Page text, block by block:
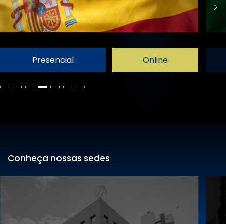
Presencial Online
Conheça nossas sedes